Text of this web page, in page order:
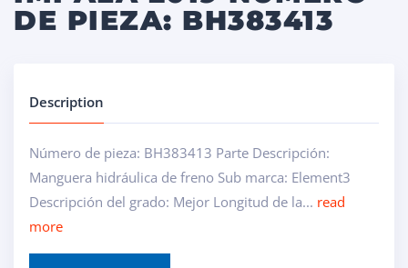
DE PIEZA: BH383413
Description
Número de pieza: BH383413 Parte Descripción:
Manguera hidráulica de freno Sub marca: Element3
Descripción del grado: Mejor Longitud de la... read
more